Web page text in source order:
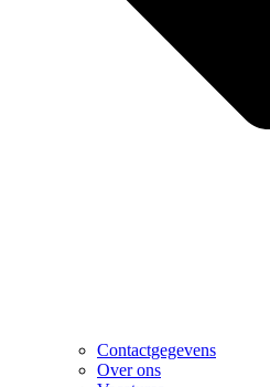
Contactgegevens
Over ons